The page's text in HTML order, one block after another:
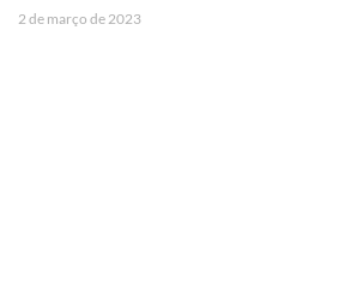
2 de março de 2023